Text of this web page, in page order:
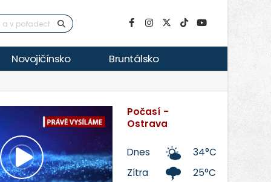
Novojičínsko Bruntálsko
Přehrát
Počasí -
Ostrava
Dnes
34°C
Zítra
25°C